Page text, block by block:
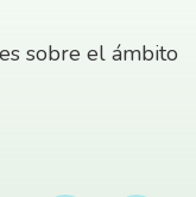
sobre el ámbito